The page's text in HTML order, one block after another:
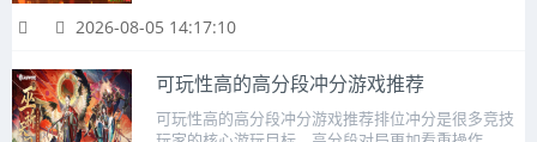
2026-08-05 14:17:10
可玩性高的高分段冲分游戏推荐
可玩性高的高分段冲分游戏推荐排位冲分是很多竞技